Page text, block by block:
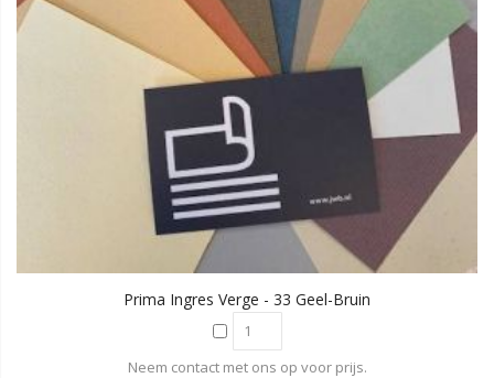
Prima Ingres Verge - 33 Geel-Bruin
Neem contact met ons op voor prijs.